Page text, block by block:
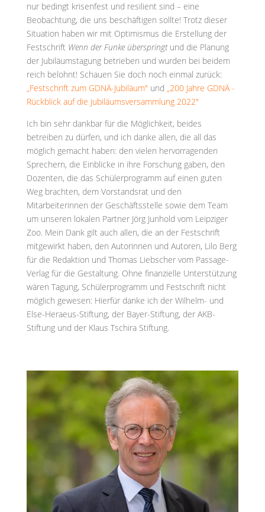
nur bedingt krisenfest und resilient sind – eine
Beobachtung, die uns beschäftigen sollte! Trotz dieser
Situation haben wir mit Optimismus die Erstellung der
Festschrift Wenn der Funke überspringt und die Planung
der Jubiläumstagung betrieben und wurden bei beidem
reich belohnt! Schauen Sie doch noch einmal zurück:
„Festschrift zum GDNÄ-Jubiläum" und „200 Jahre GDNÄ -
Rückblick auf die Jubiläumsversammlung 2022"
Ich bin sehr dankbar für die Möglichkeit, beides
betreiben zu dürfen, und ich danke allen, die all das
möglich gemacht haben: den vielen hervorragenden
Sprechern, die Einblicke in ihre Forschung gaben, den
Dozenten, die das Schülerprogramm auf einen guten
Weg brachten, dem Vorstandsrat und den
Mitarbeiterinnen der Geschäftsstelle sowie dem Team
um unseren lokalen Partner Jörg Junhold vom Leipziger
Zoo. Mein Dank gilt auch allen, die an der Festschrift
mitgewirkt haben, den Autorinnen und Autoren, Lilo Berg
für die Redaktion und Thomas Liebscher vom Passage-
Verlag für die Gestaltung. Ohne finanzielle Unterstützung
wären Tagung, Schülerprogramm und Festschrift nicht
möglich gewesen: Hierfür danke ich der Wilhelm- und
Else-Heraeus-Stiftung, der Bayer-Stiftung, der AKB-
Stiftung und der Klaus Tschira Stiftung.